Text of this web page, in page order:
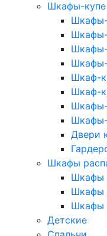
Шкафы-купе
Шкафы-
Шкафы-
Шкаф-
Шкаф-
Шкафы-
Шкафы-
Двери
Шкафы
Шкафы
Шкафы
Шкафы
Детские